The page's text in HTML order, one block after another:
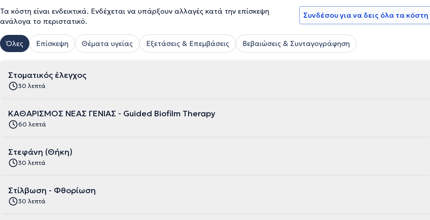
Τα κόστη είναι ενδεικτικά. Ενδέχεται να υπάρξουν αλλαγές κατά την επίσκεψη
ανάλογα το περιστατικό.
Συνδέσου για να δεις όλα τα κόστη
Όλες Επίσκεψη Θέματα υγείας Εξετάσεις & Επεμβάσεις Βεβαιώσεις & Συνταγογράφηση
Στοματικός έλεγχος
30 λεπτά
ΚΑΘΑΡΙΣΜΟΣ ΝΕΑΣ ΓΕΝΙΑΣ - Guided Biofilm Therapy
60 λεπτά
Στεφάνη (Θήκη)
30 λεπτά
Στίλβωση - Φθορίωση
30 λεπτά